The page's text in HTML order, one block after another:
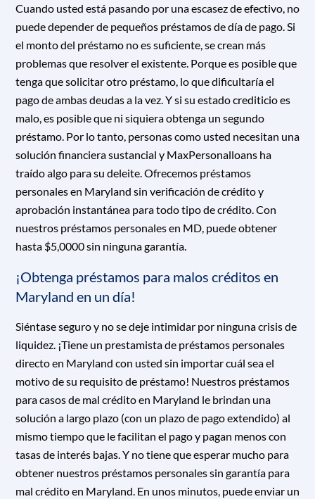
Cuando usted está pasando por una escasez de efectivo, no
puede depender de pequeños préstamos de día de pago. Si
el monto del préstamo no es suficiente, se crean más
problemas que resolver el existente. Porque es posible que
tenga que solicitar otro préstamo, lo que dificultaría el
pago de ambas deudas a la vez. Y si su estado crediticio es
malo, es posible que ni siquiera obtenga un segundo
préstamo. Por lo tanto, personas como usted necesitan una
solución financiera sustancial y MaxPersonalloans ha
traído algo para su deleite. Ofrecemos préstamos
personales en Maryland sin verificación de crédito y
aprobación instantánea para todo tipo de crédito. Con
nuestros préstamos personales en MD, puede obtener
hasta $5,0000 sin ninguna garantía.
¡Obtenga préstamos para malos créditos en
Maryland en un día!
Siéntase seguro y no se deje intimidar por ninguna crisis de
liquidez. ¡Tiene un prestamista de préstamos personales
directo en Maryland con usted sin importar cuál sea el
motivo de su requisito de préstamo! Nuestros préstamos
para casos de mal crédito en Maryland le brindan una
solución a largo plazo (con un plazo de pago extendido) al
mismo tiempo que le facilitan el pago y pagan menos con
tasas de interés bajas. Y no tiene que esperar mucho para
obtener nuestros préstamos personales sin garantía para
mal crédito en Maryland. En unos minutos, puede enviar un